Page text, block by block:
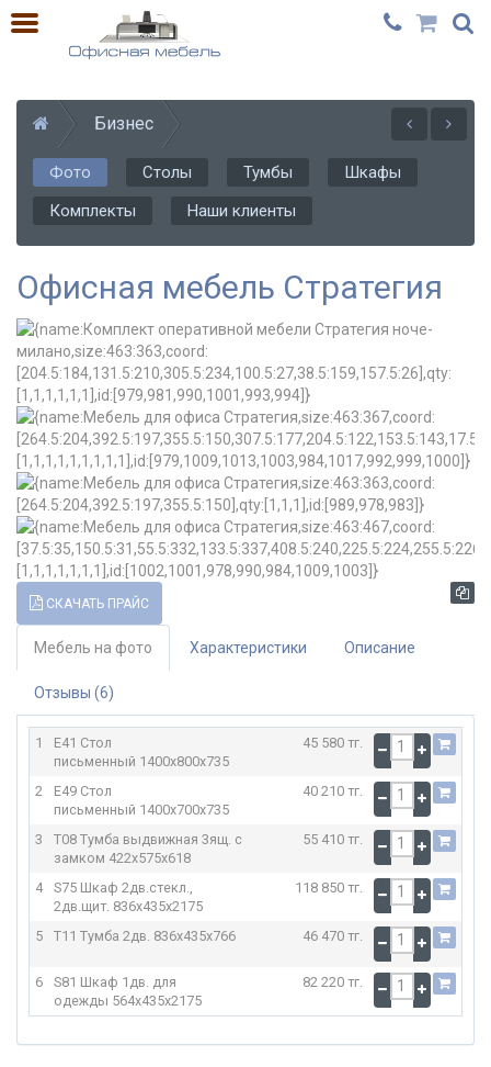
Бизнес
Фото Столы Тумбы
Шкафы
Комплекты
Наши клиенты
Офисная мебель Стратегия
СКАЧАТЬ ПРАЙС
Мебель на фото Характеристики Описание
Отзывы (6)
1
E41 Стол
письменный 1400x800x735
45 580 тг.
2
E49 Стол
письменный 1400x700x735
40 210 тг.
3
T08 Тумба выдвижная 3ящ. с
замком 422x575x618
55 410 тг.
4
S75 Шкаф 2дв.стекл.,
2дв.щит. 836x435x2175
118 850 тг.
5 T11 Тумба 2дв. 836x435x766 46 470 тг.
6
S81 Шкаф 1дв. для
одежды 564x435x2175
82 220 тг.